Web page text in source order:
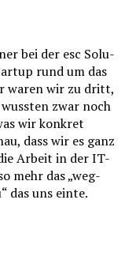
bei der esc Solu­
rund um das
waren wir zu dritt,
zwar noch
wir kon­kret
dass wir es ganz
Arbeit in der IT-
mehr das „weg-
das uns ein­te.